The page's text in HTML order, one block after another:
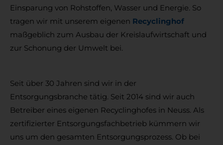
Einsparung von Rohstoffen, Wasser und Energie. So
tragen wir mit unserem eigenen Recyclinghof
maßgeblich zum Ausbau der Kreislaufwirtschaft und
zur Schonung der Umwelt bei.
Seit über 30 Jahren sind wir in der
Entsorgungsbranche tätig. Seit 2014 sind wir auch
Betreiber eines eigenen Recyclinghofes in Neuss. Als
zertifizierter Entsorgungsfachbetrieb kümmern wir
uns um den gesamten Entsorgungsprozess. Ob bei